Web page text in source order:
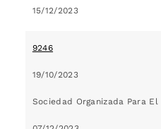
15/12/2023
9246
19/10/2023
Sociedad Organizada Para